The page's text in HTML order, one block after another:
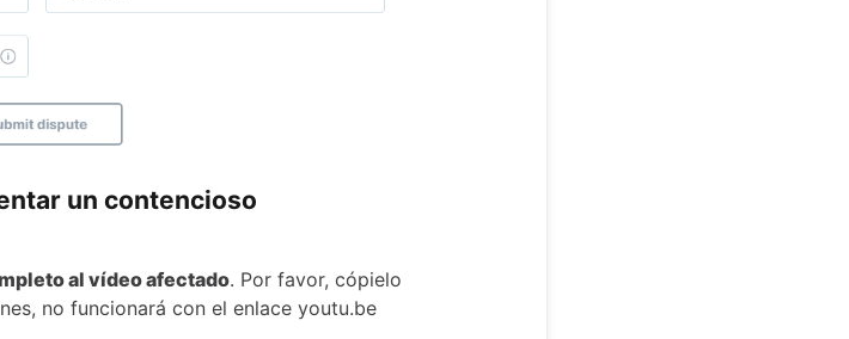
un contencioso
al vídeo afectado. Por favor, cópielo
no funcionará con el enlace youtu.be